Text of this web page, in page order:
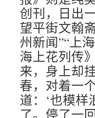
创刊，日出
望平街文翰
州新闻”“上
海上花列传
来，身上却
春，对着一
道：‘也模样
了。停了一